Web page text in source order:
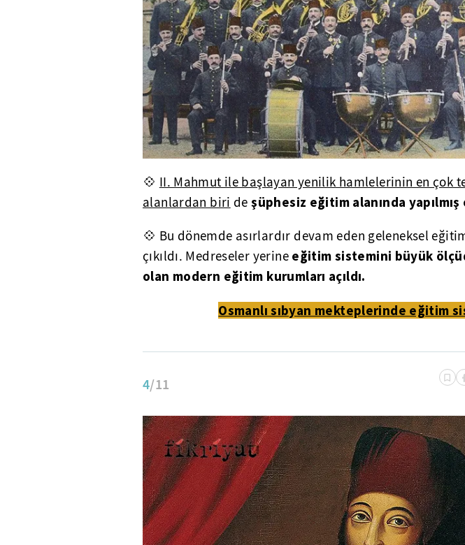
💠 II. Mahmut ile başlayan yenilik hamlelerinin en çok
alanlardan biri deşüphesiz eğitim alanında
💠 Bu dönemde asırlardır devam eden geleneksel
çıkıldı. Medreseler yerine eğitim sistemini büyük
olan modern eğitim kurumları açıldı.
Osmanlı sıbyan mekteplerinde eğitim
4/11